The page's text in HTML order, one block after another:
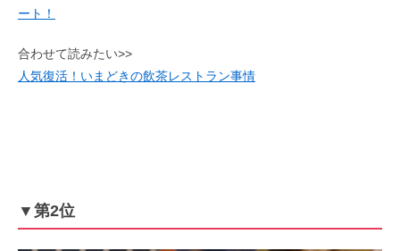
ート！
合わせて読みたい>>
人気復活！いまどきの飲茶レストラン事情
▼第2位